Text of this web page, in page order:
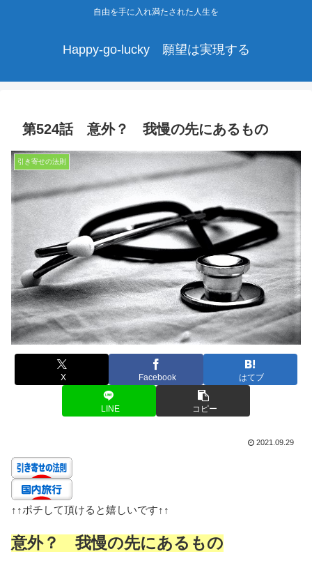
自由を手に入れ満たされた人生を
Happy-go-lucky 願望は実現する
第524話 意外？ 我慢の先にあるもの
引き寄せの法則
X Facebook はてブ
LINE コピー
2021.09.29
↑↑ポチして頂けると嬉しいです↑↑
意外？ 我慢の先にあるもの